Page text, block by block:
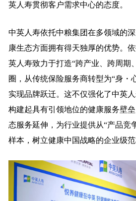
英人寿贯彻客户需求中心的态度。
中英人寿依托中粮集团在多领域的
康生态方面拥有得天独厚的优势。
英人寿致力于打造“跨产业、跨周期
圈，从传统保险服务商转型为“身・
实现品牌跃迁。这不仅强化了中英
构建起具有引领地位的健康服务壁
态服务延伸，为行业提供从“产品竞
样本，树立健康中国战略的企业级范